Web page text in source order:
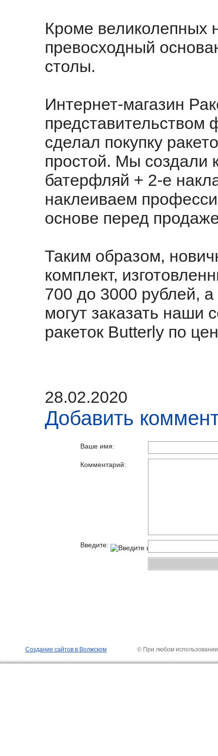
Кроме великолепных
превосходный
столы.
Интернет-магазин
сделал покупку
простой. Мы создали
батерфляй + 2-е
наклеиваем
основе перед
Таким образом,
комплект,
700 до 3000 рублей,
могут заказать наши
ракеток Butterly по
28.02.2020
Добавить
Ваше имя:
Комментарий:
Введите:
Создание сайтов в Волжском © При любом